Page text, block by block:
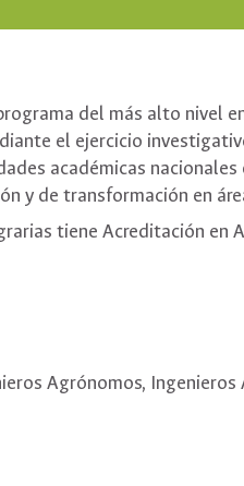
del más alto nivel
el ejercicio
académicas
y de transformación en
tiene Acreditación
Agrónomos,